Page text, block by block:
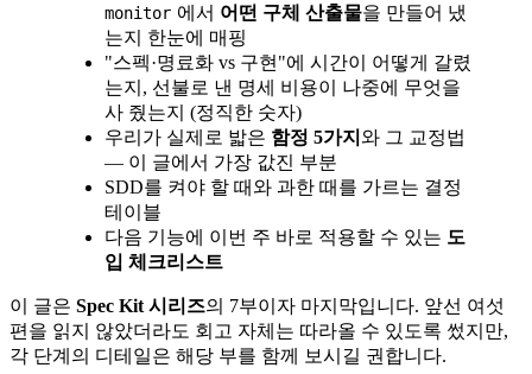
monitor 에서 어떤 구체 산출물을 만들어 냈
는지 한눈에 매핑
"스펙·명료화 vs 구현"에 시간이 어떻게 갈렸
는지, 선불로 낸 명세 비용이 나중에 무엇을
사 줬는지 (정직한 숫자)
우리가 실제로 밟은 함정 5가지 와 그 교정법
— 이 글에서 가장 값진 부분
SDD를 켜야 할 때와 과한 때를 가르는 결정
테이블
다음 기능에 이번 주 바로 적용할 수 있는 도
입 체크리스트
이 글은 Spec Kit 시리즈의 7부이자 마지막입니다. 앞선 여섯
편을 읽지 않았더라도 회고 자체는 따라올 수 있도록 썼지만,
각 단계의 디테일은 해당 부를 함께 보시길 권합니다.